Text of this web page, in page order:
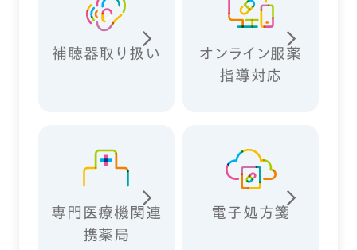
補聴器取り扱い
オンライン服薬
指導対応
専門医療機関連
携薬局
電子処方箋